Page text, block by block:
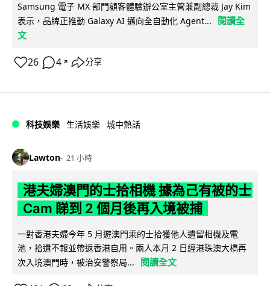
Samsung 電子 MX 部門顧客體驗辦公室主管兼副總裁 Jay Kim
表示，品牌正推動 Galaxy AI 邁向全自動化 Agent...
閱讀全
文
26 4 ↗ 分享
科技娛樂 生活娛樂 城中熱話
Lawton 21 小時
港夫婦澳門的士拾相機 據為己有被的士
Cam 睇到 2 個月後再入境被捕
一對香港夫婦今年 5 月遊澳門乘的士拾獲他人遺留相機及電
池，拾遺不報並帶返香港自用。兩人本月 2 日經港珠澳大橋再
次入境澳門時，被治安警察局...
閱讀全文